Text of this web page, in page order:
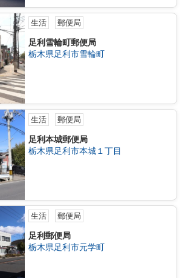
生活 郵便局
足利雪輪町郵便局
栃木県足利市雪輪町
生活 郵便局
足利本城郵便局
栃木県足利市本城１丁目
生活 郵便局
足利郵便局
栃木県足利市元学町